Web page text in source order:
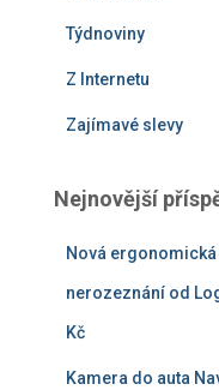
Týdnoviny
Z Internetu
Zajímavé slevy
Nejnovější
Nová
nerozeznání od
Kč
Kamera do auta